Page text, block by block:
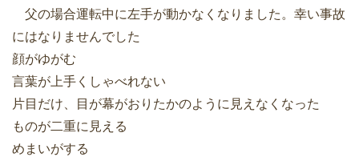
父の場合運転中に左手が動かなくなりました。幸い事故
にはなりませんでした
顔がゆがむ
言葉が上手くしゃべれない
片目だけ、目が幕がおりたかのように見えなくなった
ものが二重に見える
めまいがする